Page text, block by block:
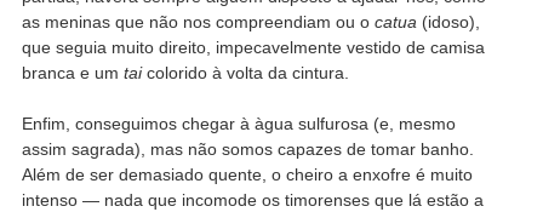
as meninas que não nos compreendiam ou o catua(idoso),
que seguia muito direito, impecavelmente vestido de camisa
branca e um taicolorido à volta da cintura.
Enfim, conseguimos chegar à àgua sulfurosa (e, mesmo
assim sagrada), mas não somos capazes de tomar banho.
Além de ser demasiado quente, o cheiro a enxofre é muito
intenso — nada que incomode os timorenses que lá estão a